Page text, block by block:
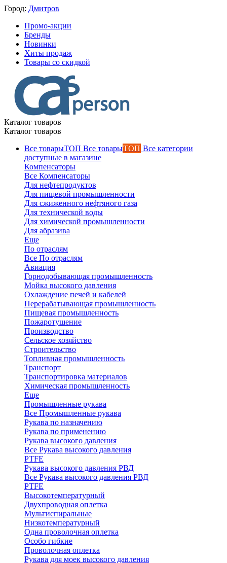
Город: Дмитров
Промо-акции
Бренды
Новинки
Хиты продаж
Товары со скидкой
Каталог товаров
Каталог товаров
Все товарыТОП Все категории
доступные в магазине
Компенсаторы
Все Компенсаторы
Для нефтепродуктов
Для пищевой промышленности
Для сжиженного нефтяного газа
Для технической воды
Для химической промышленности
Для абразива
Еще
По отраслям
Все По отраслям
Авиация
Горнодобывающая промышленность
Мойка высокого давления
Охлаждение печей и кабелей
Перерабатывающая промышленность
Пищевая промышленность
Пожаротушение
Производство
Сельское хозяйство
Строительство
Топливная промышленность
Транспорт
Транспортировка материалов
Химическая промышленность
Еще
Промышленные рукава
Все Промышленные рукава
Рукава по назначению
Рукава по применению
Рукава высокого давления
Все Рукава высокого давления
PTFE
Рукава высокого давления РВД
Все Рукава высокого давления РВД
PTFE
Высокотемпературный
Двухпроводная оплетка
Мультиспиральные
Низкотемпературный
Одна проволочная оплетка
Особо гибкие
Проволочная оплетка
Рукава для моек высокого давления